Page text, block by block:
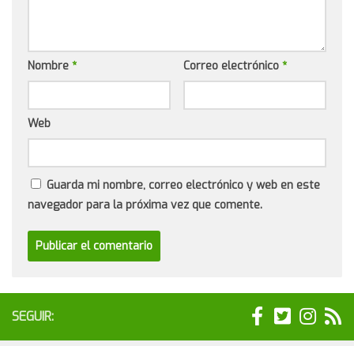
Nombre * Correo electrónico *
Web
Guarda mi nombre, correo electrónico y web en este
navegador para la próxima vez que comente.
SEGUIR: